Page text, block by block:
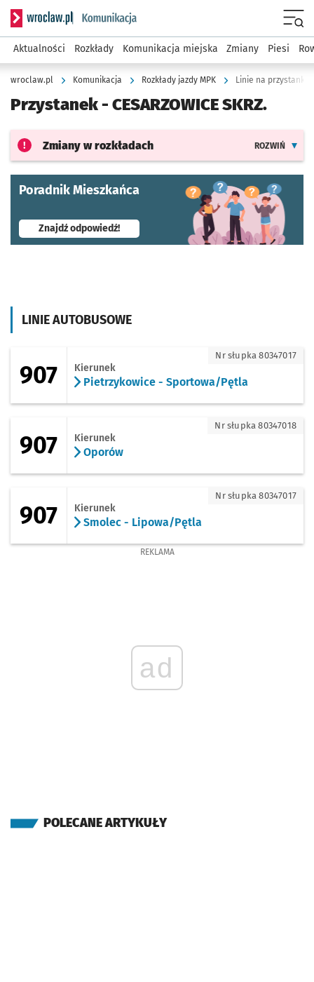
Serwis informacyjny wroclaw.pl podserwis: Komunikacja
Aktualności Rozkłady Komunikacja miejska Zmiany Piesi
wroclaw.pl Komunikacja Rozkłady jazdy MPK Linie na przystanku
Przystanek - CESARZOWICE SKRZ.
Zmiany w rozkładach ROZWIŃ
Poradnik Mieszkańca
Znajdź odpowiedź!- otworzy się w nowej karcie
LINIE AUTOBUSOWE
907 - kierunek Pietrzykowice -
907 Kierunek
Pietrzykowice - Sportowa/Pętla
Nr słupka 80347017
907 Kierunek
Oporów
Nr słupka 80347018
907 - kierunek Smolec - Lipowa/Pętla
907 Kierunek
Smolec - Lipowa/Pętla
Nr słupka 80347017
REKLAMA
ad
POLECANE ARTYKUŁY